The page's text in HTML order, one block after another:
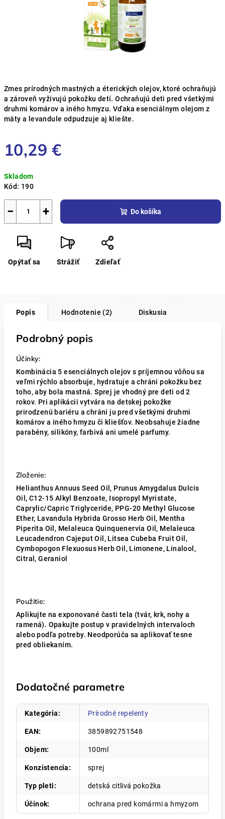
Zmes prírodných mastných a éterických olejov, ktoré ochraňujú
a zároveň vyživujú pokožku detí. Ochraňujú detipred všetkými
druhmi komárov a iného hmyzu. Vďaka esenciálnym olejom z
mäty a levandule odpudzuje aj kliešte.
10,29 €
cena:
Skladom
Kód: 190
+
− Do košíka
Opýtať sa Strážiť Zdieľať
Popis Hodnotenie (2) Diskusia
Podrobný popis
Účinky:
Kombinácia 5 esenciálnych olejov s príjemnou vôňousa
veľmi rýchlo absorbuje, hydratuje a chráni pokožku bez
toho, aby bola mastná.Sprej je vhodný pre deti od 2
rokov. Pri aplikácii vytvára na detskej pokožke
prirodzenú bariéru a chráni ju pred všetkými druhmi
komárov a iného hmyzu či kliešťov. Neobsahuje žiadne
parabény, silikóny, farbivá ani umelé parfumy.
Zloženie:
Helianthus Annuus Seed Oil, Prunus Amygdalus Dulcis
Oil, C12-15 Alkyl Benzoate, Isopropyl Myristate,
Caprylic/Capric Triglyceride, PPG-20 Methyl Glucose
Ether, Lavandula Hybrida Grosso Herb Oil, Mentha
Piperita Oil, Melaleuca Quinquenervia Oil, Melaleuca
Leucadendron Cajeput Oil, Litsea Cubeba Fruit Oil,
Cymbopogon Flexuosus Herb Oil, Limonene, Linalool,
Citral, Geraniol
Použitie:
Aplikujte na exponované časti tela (tvár, krk, nohy a
ramená). Opakujte postup v pravidelných intervaloch
alebo podľa potreby. Neodporúča sa aplikovať tesne
pred obliekaním.
Dodatočné parametre
Kategória: Prírodné repelenty
EAN: 3859892751548
Objem: 100ml
Konzistencia: sprej
Typ pleti: detská citlivá pokožka
Účinok: ochrana pred komármi a hmyzom